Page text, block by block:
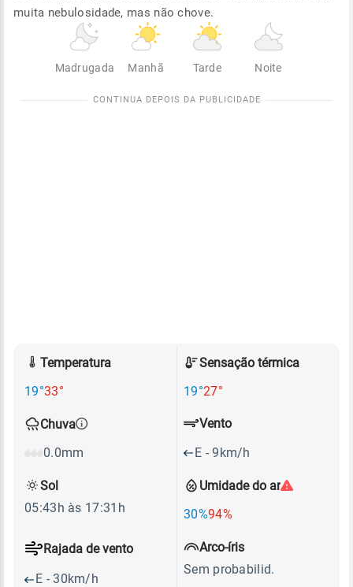
muita nebulosidade, mas não chove.
Madrugada Manhã Tarde Noite
Temperatura
19°33°
Sensação térmica
19°27°
Chuva
0.0mm
Umidade do ar
30%94%
Vento
E - 9km/h
Rajada de vento
E - 30km/h
Sol
05:43h às 17:31h
Arco-íris
Sem probabilid.